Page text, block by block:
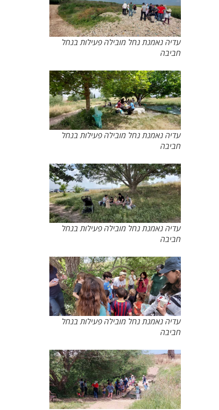
עדיה נאמנת נחל מובילה פעילות בנחל
חביבה
עדיה נאמנת נחל מובילה פעילות בנחל
חביבה
עדיה נאמנת נחל מובילה פעילות בנחל
חביבה
עדיה נאמנת נחל מובילה פעילות בנחל
חביבה